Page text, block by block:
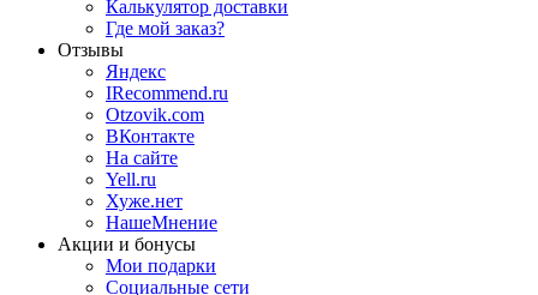
Калькулятор доставки
Где мой заказ?
Отзывы
Яндекс
IRecommend.ru
Otzovik.com
ВКонтакте
На сайте
Yell.ru
Хуже.нет
НашеМнение
Акции и бонусы
Мои подарки
Социальные сети